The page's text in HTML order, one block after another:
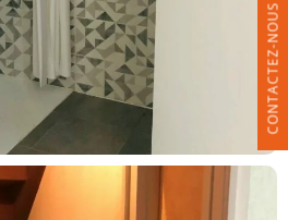
CONTACTEZ-NOUS